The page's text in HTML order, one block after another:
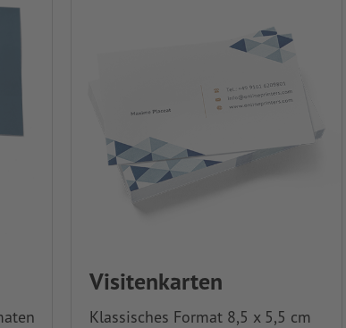
Visitenkarten
Klassisches Format 8,5 x 5,5 cm